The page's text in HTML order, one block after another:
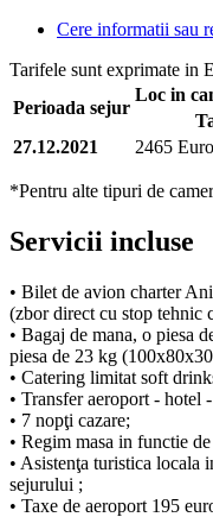
Cere informatii sau
Tarifele sunt exprimate in
Perioada sejur
Loc in
27.12.2021
2465 Euro
*Pentru alte tipuri de
Servicii incluse
• Bilet de avion charter
(zbor direct cu stop tehnic
• Bagaj de mana, o piesa
piesa de 23 kg
• Catering limitat soft
• Transfer aeroport - hotel
• 7 nopţi cazare;
• Regim masa in functie
• Asistenţa turistica locala
sejurului ;
• Taxe de aeroport 195